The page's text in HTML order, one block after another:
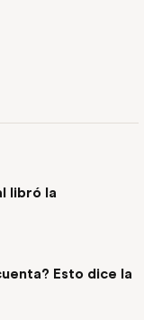
libró la
Esto dice la